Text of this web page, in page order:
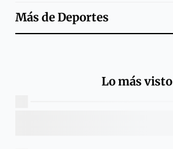
Más deDeportes
Lo más visto